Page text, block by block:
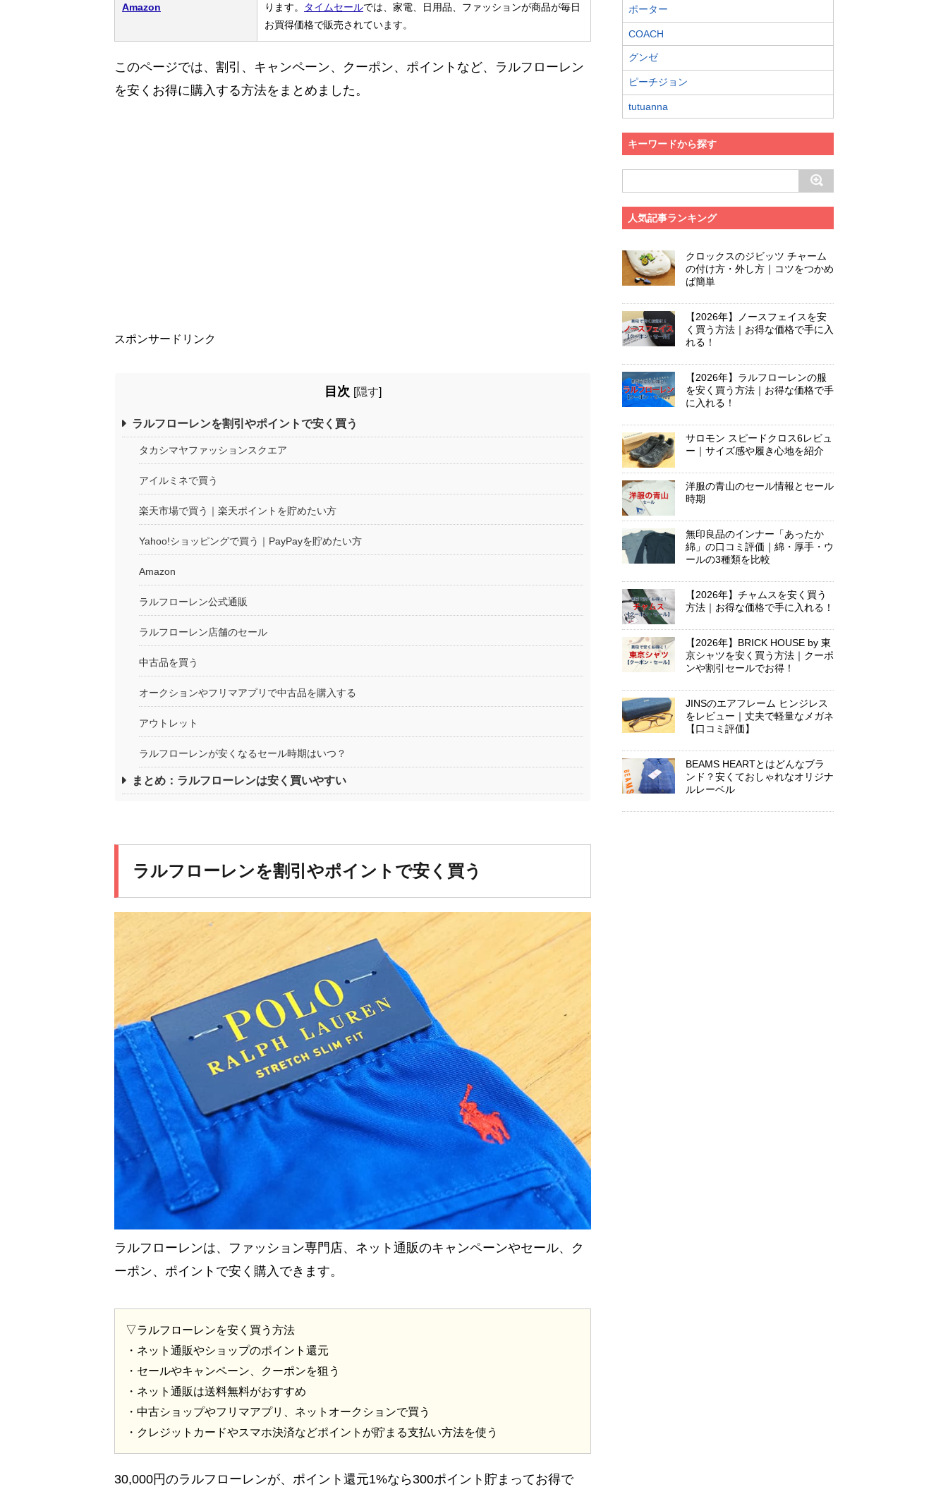
Amazon
ります。
タイムセールでは、家電、日用品、ファッションが商品が毎日
お買得価格で販売されています。
このページでは、割引、キャンペーン、クーポン、ポイントなど、ラルフローレン
を安くお得に購入する方法をまとめました。
スポンサードリンク
目次 [隠す]
ラルフローレンを割引やポイントで安く買う
タカシマヤファッションスクエア
アイルミネで買う
楽天市場で買う｜楽天ポイントを貯めたい方
Yahoo!ショッピングで買う｜PayPayを貯めたい方
Amazon
ラルフローレン公式通販
ラルフローレン店舗のセール
中古品を買う
オークションやフリマアプリで中古品を購入する
アウトレット
ラルフローレンが安くなるセール時期はいつ？
まとめ：ラルフローレンは安く買いやすい
ラルフローレンを割引やポイントで安く買う
ラルフローレンは、ファッション専門店、ネット通販のキャンペーンやセール、ク
ーポン、ポイントで安く購入できます。
▽ラルフローレンを安く買う方法
・ネット通販やショップのポイント還元
・セールやキャンペーン、クーポンを狙う
・ネット通販は送料無料がおすすめ
・中古ショップやフリマアプリ、ネットオークションで買う
・クレジットカードやスマホ決済などポイントが貯まる支払い方法を使う
30,000円のラルフローレンが、ポイント還元1%なら300ポイント貯まってお得で
ポーター
COACH
グンゼ
ピーチジョン
tutuanna
キーワードから探す
人気記事ランキング
クロックスのジビッツ チャーム
の付け方・外し方｜コツをつかめ
ば簡単
【2026年】ノースフェイスを安
く買う方法｜お得な価格で手に入
れる！
【2026年】ラルフローレンの服
を安く買う方法｜お得な価格で手
に入れる！
サロモン スピードクロス6レビュ
ー｜サイズ感や履き心地を紹介
洋服の青山のセール情報とセール
時期
無印良品のインナー「あったか
綿」の口コミ評価｜綿・厚手・ウ
ールの3種類を比較
【2026年】チャムスを安く買う
方法｜お得な価格で手に入れる！
【2026年】BRICK HOUSE by 東
京シャツを安く買う方法｜クーポ
ンや割引セールでお得！
JINSのエアフレーム ヒンジレス
をレビュー｜丈夫で軽量なメガネ
【口コミ評価】
BEAMS HEARTとはどんなブラ
ンド？安くておしゃれなオリジナ
ルレーベル